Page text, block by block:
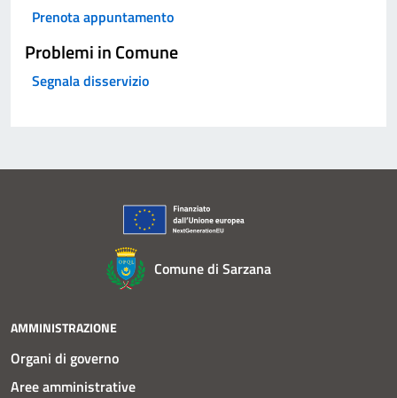
Prenota appuntamento
Problemi in Comune
Segnala disservizio
Comune di Sarzana
AMMINISTRAZIONE
Organi di governo
Aree amministrative